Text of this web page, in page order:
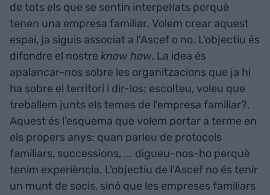
de tots els que se sentin interpel·lats perquè
tenen una empresa familiar. Volem crear aquest
espai, ja siguis associat a l'Ascef o no. L'objectiu és
difondre el nostre know how. La idea és
apalancar-nos sobre les organitzacions que ja hi
ha sobre el territori i dir-los: escolteu, voleu que
treballem junts els temes de l'empresa familiar?.
Aquest és l'esquema que volem portar a terme en
els propers anys: quan parleu de protocols
familiars, successions, ... digueu-nos-ho perquè
tenim experiència. L'objectiu de l'Ascef no és tenir
un munt de socis, sinó que les empreses familiars